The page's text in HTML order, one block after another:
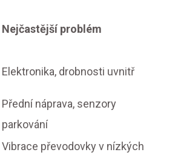
Nejčastější problém
Elektronika, drobnosti uvnitř
Přední náprava, senzory
parkování
Vibrace převodovky v nízkých